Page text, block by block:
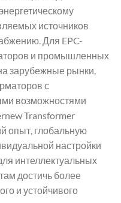
источников
Для EPC-
и промышленных
зарубежные рынки,
с
возможностями
Transformer
опыт, глобальную
настройки
интеллектуальных
достичь более
и устойчивого